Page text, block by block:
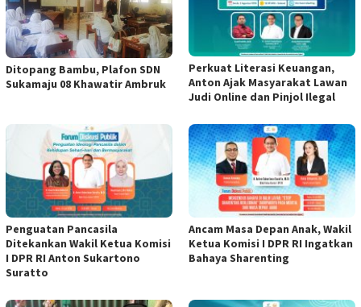
Ditopang Bambu, Plafon SDN
Sukamaju 08 Khawatir Ambruk
Perkuat Literasi Keuangan,
Anton Ajak Masyarakat Lawan
Judi Online dan Pinjol Ilegal
Penguatan Pancasila
Ditekankan Wakil Ketua Komisi
I DPR RI Anton Sukartono
Suratto
Ancam Masa Depan Anak, Wakil
Ketua Komisi I DPR RI Ingatkan
Bahaya Sharenting